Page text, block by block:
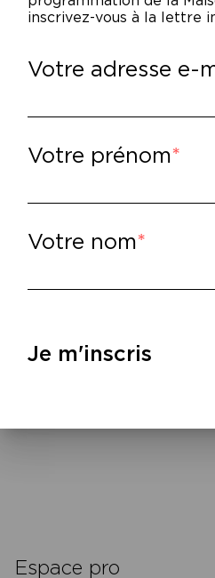
2020, celui des
qui reprennent.
été pas comme les
à travers
musical
retour de la joie. Un
ainsi que des
dans l’écriture
un folk-rock à la
comme le
récit, il offre dans son
attrape-
– Baptiste W.
Espace pro
inscrivez-vous à la lettre
Votre adresse e-
Votre prénom
Votre nom
Je m'inscris